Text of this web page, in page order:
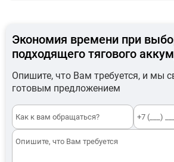
Экономия времени при
подходящего тягового
Опишите, что Вам требуется, и мы
готовым предложением